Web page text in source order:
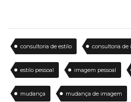
consultoria de estilo consultoria de
estilo pessoal imagem pessoal
mudança mudança de imagem